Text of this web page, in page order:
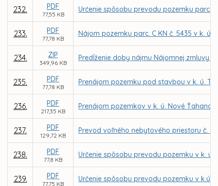
232. PDF
77,55 KB
Určenie spôsobu prevodu pozemku parc.
233. PDF
77,78 KB
Nájom pozemku parc. C KN č. 5435 v k.
234. ZIP
349,96 KB
Predĺženie doby nájmu Nájomnej zmluvy
235. PDF
77,78 KB
Prenájom pozemku pod stavbou v k. ú.
236. PDF
217,35 KB
Prenájom pozemkov v k. ú. Nové
237. PDF
129,72 KB
Prevod voľného nebytového priestoru č. -
238. PDF
77,8 KB
Určenie spôsobu prevodu pozemku v k.
239. PDF
77,75 KB
Určenie spôsobu prevodu pozemku v k.ú.